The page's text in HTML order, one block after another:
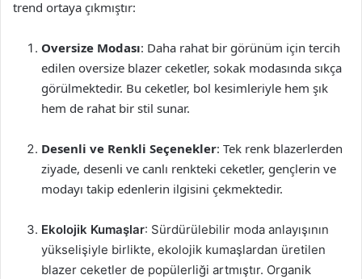
trend ortaya çıkmıştır:
Oversize Modası: Daha rahat bir görünüm için tercih
edilen oversize blazer ceketler, sokak modasında sıkça
görülmektedir. Bu ceketler, bol kesimleriyle hem şık
hem de rahat bir stil sunar.
Desenli ve Renkli Seçenekler: Tek renk blazerlerden
ziyade, desenli ve canlı renkteki ceketler, gençlerin ve
modayı takip edenlerin ilgisini çekmektedir.
Ekolojik Kumaşlar: Sürdürülebilir moda anlayışının
yükselişiyle birlikte, ekolojik kumaşlardan üretilen
blazer ceketler de popülerliği artmıştır. Organik